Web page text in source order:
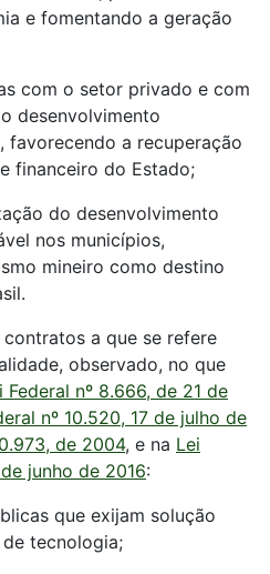
e fomentando a geração
com o setor privado e com
desenvolvimento
favorecendo a recuperação
financeiro do Estado;
do desenvolvimento
nos municípios,
mineiro como destino
a que se refere
observado, no que
Federal nº 8.666, de 21 de
nº 10.520, 17 de julho de
de 2004, e na Lei
junho de 2016:
que exijam solução
tecnologia;